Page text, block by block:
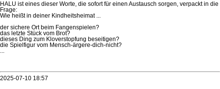
HALU ist eines dieser Worte, die sofort für einen Austausch sorgen, verpackt in die
Frage:
Wie heißt in deiner Kindheitsheimat ...
der sichere Ort beim Fangenspielen?
das letzte Stück vom Brot?
dieses Ding zum Kloverstopfung beseitigen?
die Spielfigur vom Mensch-ärgere-dich-nicht?
...
2025-07-10 18:57